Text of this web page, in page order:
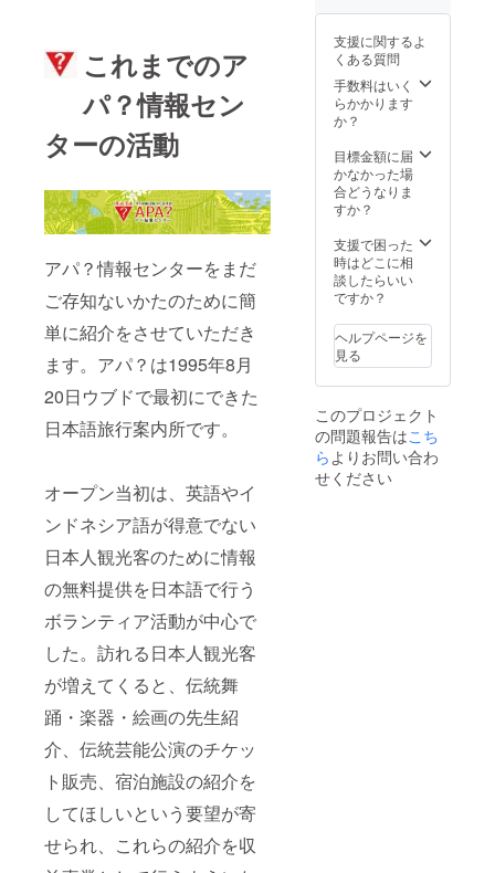
これまでのア
パ？情報セン
ターの活動
アパ？情報センターをまだ
ご存知ないかたのために簡
単に紹介をさせていただき
ます。アパ？は1995年8月
20日ウブドで最初にできた
日本語旅行案内所です。
オープン当初は、英語やイ
ンドネシア語が得意でない
日本人観光客のために情報
の無料提供を日本語で行う
ボランティア活動が中心で
した。訪れる日本人観光客
が増えてくると、伝統舞
踊・楽器・絵画の先生紹
介、伝統芸能公演のチケッ
ト販売、宿泊施設の紹介を
してほしいという要望が寄
せられ、これらの紹介を収
所は選
べま
す。
「ペ
ジェン
村歴史
ンの地
で10世
紀から
たワル
マデワ
王朝の
歴史の
索しま
ゴア・
ガジャ
→◎考
古学博
物館
→◎ク
ボ・エ
アー」
ユネス
コ世界
文化遺
産に登
録され
リ・ヒ
タ・カ
ル
の水利
システ
ム「ス
バッ
寺院、
ライス
テラス
を見学
アーで
す。
「ブサ
キ寺院
含め返
金はで
きませ
ん。不
足が生
じる場
に現金
にてご
精算く
本文中
の「リ
ターン
につい
記載の
注意事
項を必
ずご確
さい。
・バリ
島ウブ
ドから
メール
伺って
を組
み、２
日間エ
スコー
トしま
場料や
食事代
などは
別途ご
ださ
い。 ２
日めの
ツアー
送迎を
組み込
むこと
も可能
・本文
中の
「リ
ターン
につい
支援に関するよ
くある質問
手数料はいく
らかかります
か？
目標金額に届
かなかった場
合どうなりま
すか？
支援で困った
時はどこに相
談したらいい
ですか？
ヘルプページを
見る
このプロジェクト
の問題報告はこち
らよりお問い合わ
せください